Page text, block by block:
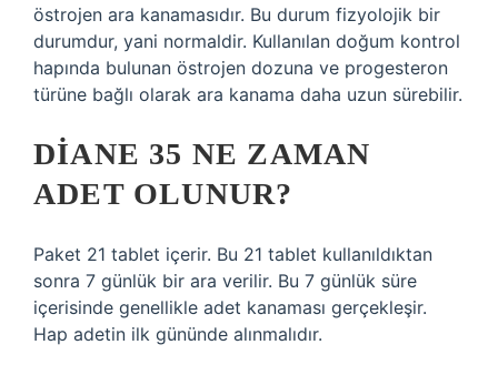
östrojen ara kanamasıdır. Bu durum fizyolojik bir
durumdur, yani normaldir. Kullanılan doğum kontrol
hapında bulunan östrojen dozuna ve progesteron
türüne bağlı olarak ara kanama daha uzun sürebilir.
DIANE 35 NE ZAMAN
ADET OLUNUR?
Paket 21 tablet içerir. Bu 21 tablet kullanıldıktan
sonra 7 günlük bir ara verilir. Bu 7 günlük süre
içerisinde genellikle adet kanaması gerçekleşir.
Hap adetin ilk gününde alınmalıdır.